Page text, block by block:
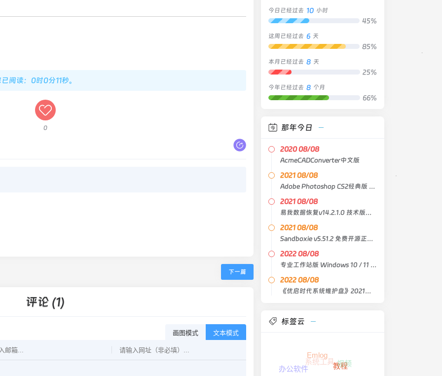
阅读：0时0分12秒。
0
下一篇
评论 (1)
画图模式 文本模式
今日已经过去 10 小时
45%
这周已经过去 6 天
85%
本月已经过去 8 天
25%
今年已经过去 8 个月
66%
那年今日
2020 08/08
AcmeCADConverter中文版
2021 08/08
Adobe Photoshop CS2经典版 中文原版
2021 08/08
易我数据恢复v14.2.1.0 技术版绿色版
2021 08/08
Sandboxie v5.51.2 免费开源正式版
2022 08/08
专业工作站版 Windows 10 / 11 21H2 Lite X64 4in1
2022 08/08
《优启时代系统维护盘》2021臻藏版
标签云
教程
Emlog
办公软件
视频
系统工具